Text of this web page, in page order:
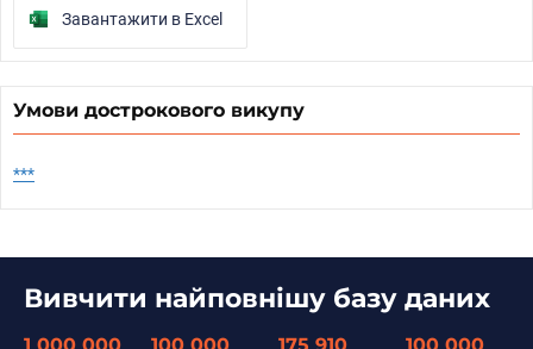
Завантажити в Excel
Умови дострокового викупу
***
Вивчити найповнішу базу даних